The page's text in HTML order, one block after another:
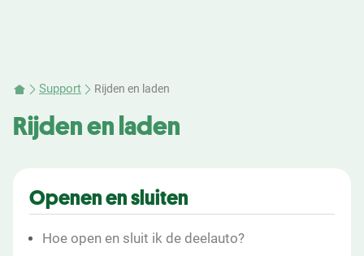
Support Rijden en laden
Rijden en laden
Openen en sluiten
Hoe open en sluit ik de deelauto?